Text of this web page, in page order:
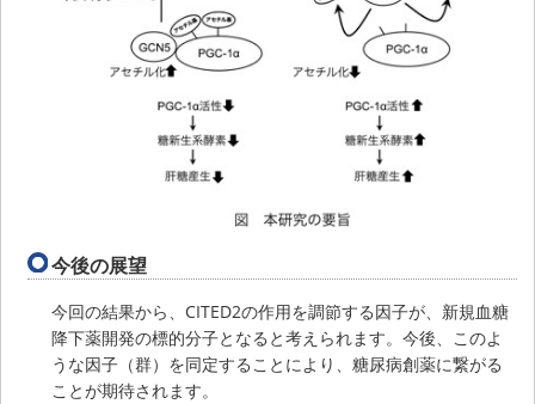
今後の展望
今回の結果から、CITED2の作用を調節する因子が、新規血糖
降下薬開発の標的分子となると考えられます。今後、このよ
うな因子（群）を同定することにより、糖尿病創薬に繋がる
ことが期待されます。